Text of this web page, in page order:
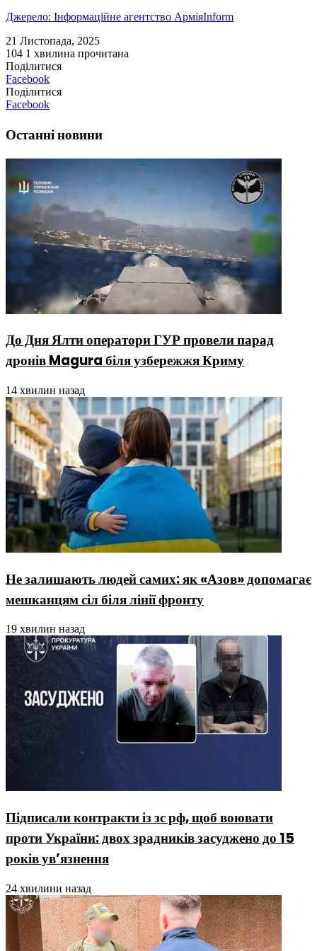
Джерело: Інформаційне агентство АрміяInform
21 Листопада, 2025
104 1 хвилина прочитана
Поділитися
Facebook
Поділитися
Facebook
Останні новини
До Дня Ялти оператори ГУР провели парад
дронів Magura біля узбережжя Криму
14 хвилин назад
Не залишають людей самих: як «Азов» допомагає
мешканцям сіл біля лінії фронту
19 хвилин назад
Підписали контракти із зс рф, щоб воювати
проти України: двох зрадників засуджено до 15
років ув’язнення
24 хвилини назад